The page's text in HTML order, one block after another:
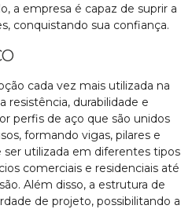
a empresa é capaz de suprir a
conquistando sua confiança.
cada vez mais utilizada na
resistência, durabilidade e
perfis de aço que são unidos
formando vigas, pilares e
ser utilizada em diferentes tipos
comerciais e residenciais até
Além disso, a estrutura de
de projeto, possibilitando a